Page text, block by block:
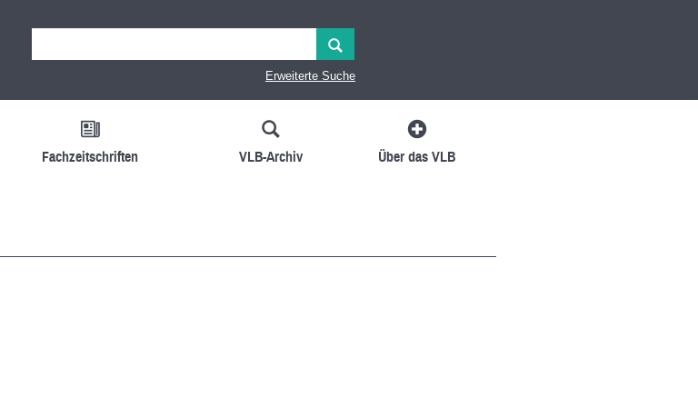
Erweiterte Suche
Fachzeitschriften VLB-Archiv Über das VLB